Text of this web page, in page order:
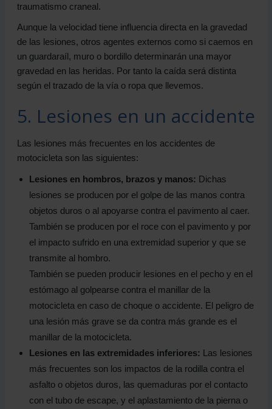
traumatismo craneal.
Aunque la velocidad tiene influencia directa en la gravedad
de las lesiones, otros agentes externos como si caemos en
un guardaraíl, muro o bordillo determinarán una mayor
gravedad en las heridas. Por tanto la caída será distinta
según el trazado de la vía o ropa que llevemos.
5. Lesiones en un accidente
Las lesiones más frecuentes en los accidentes de
motocicleta son las siguientes:
Lesiones en hombros, brazos y manos: Dichas
lesiones se producen por el golpe de las manos contra
objetos duros o al apoyarse contra el pavimento al caer.
También se producen por el roce con el pavimento y por
el impacto sufrido en una extremidad superior y que se
transmite al hombro.
También se pueden producir lesiones en el pecho y en el
estómago al golpearse contra el manillar de la
motocicleta en caso de choque o accidente. El peligro de
una lesión más grave se da contra más grande es el
manillar de la motocicleta.
Lesiones en las extremidades inferiores: Las lesiones
más frecuentes son los impactos de la rodilla contra el
asfalto o objetos duros, las quemaduras por el contacto
con el tubo de escape, y el aplastamiento de la pierna o